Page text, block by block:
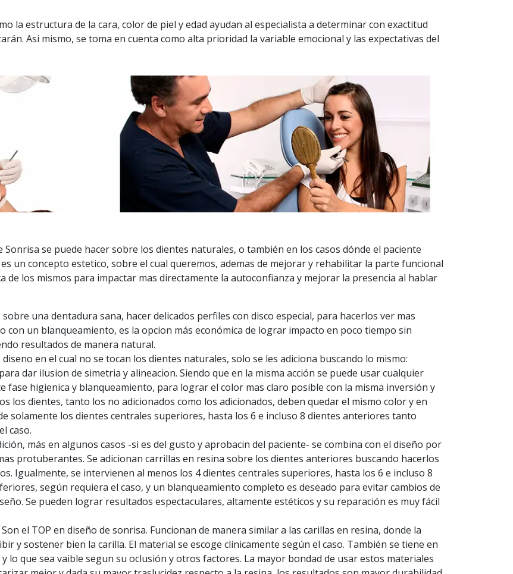
la estructura de la cara, color de piel y edad ayudan al especialista a determinar con exactitud
Asi mismo, se toma en cuenta como alta prioridad la variable emocional y las expectativas del
se puede hacer sobre los dientes naturales, o también en los casos dónde el paciente
un concepto estetico, sobre el cual queremos, ademas de mejorar y rehabilitar la parte funcional
de los mismos para impactar mas directamente la autoconfianza y mejorar la presencia al hablar
sobre una dentadura sana, hacer delicados perfiles con disco especial, para hacerlos ver mas
con un blanqueamiento, es la opcion más económica de lograr impacto en poco tiempo sin
resultados de manera natural.
diseno en el cual no se tocan los dientes naturales, solo se les adiciona buscando lo mismo:
dar ilusion de simetria y alineacion. Siendo que en la misma acción se puede usar cualquier
fase higienica y blanqueamiento, para lograr el color mas claro posible con la misma inversión y
los dientes, tanto los no adicionados como los adicionados, deben quedar el mismo color y en
solamente los dientes centrales superiores, hasta los 6 e incluso 8 dientes anteriores tanto
caso.
más en algunos casos -si es del gusto y aprobacin del paciente- se combina con el diseño por
protuberantes. Se adicionan carrillas en resina sobre los dientes anteriores buscando hacerlos
Igualmente, se intervienen al menos los 4 dientes centrales superiores, hasta los 6 e incluso 8
según requiera el caso, y un blanqueamiento completo es deseado para evitar cambios de
Se pueden lograr resultados espectaculares, altamente estéticos y su reparación es muy fácil
Son el TOP en diseño de sonrisa. Funcionan de manera similar a las carillas en resina, donde la
y sostener bien la carilla. El material se escoge clínicamente según el caso. También se tiene en
lo que sea vaible segun su oclusión y otros factores. La mayor bondad de usar estos materiales